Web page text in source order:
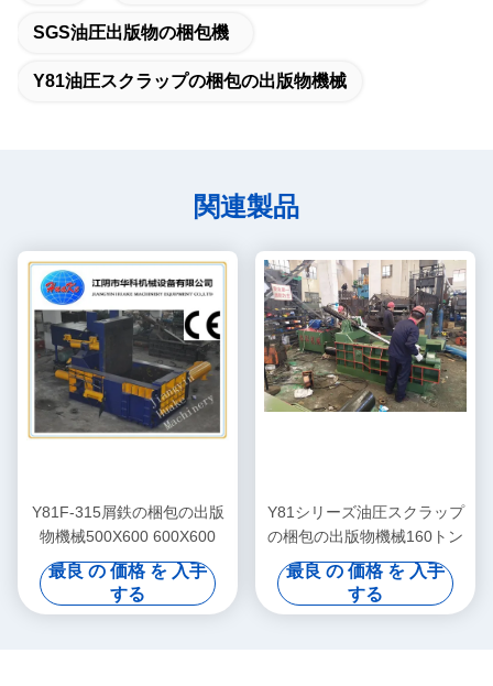
SGS油圧出版物の梱包機
Y81油圧スクラップの梱包の出版物機械
関連製品
Y81F-315屑鉄の梱包の出版
物機械500X600 600X600
最良 の 価格 を 入手
する
Y81シリーズ油圧スクラップ
の梱包の出版物機械160トン
最良 の 価格 を 入手
する